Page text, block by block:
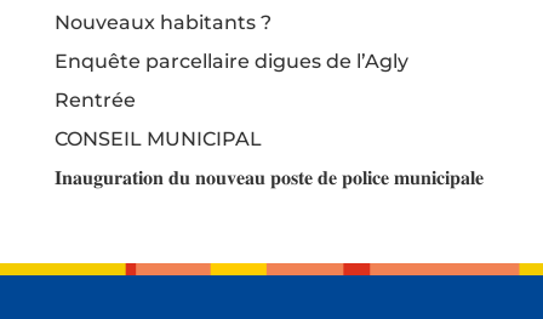
Nouveaux habitants ?
Enquête parcellaire digues de l’Agly
Rentrée
CONSEIL MUNICIPAL
𝐈𝐧𝐚𝐮𝐠𝐮𝐫𝐚𝐭𝐢𝐨𝐧 𝐝𝐮 𝐧𝐨𝐮𝐯𝐞𝐚𝐮 𝐩𝐨𝐬𝐭𝐞 𝐝𝐞 𝐩𝐨𝐥𝐢𝐜𝐞 𝐦𝐮𝐧𝐢𝐜𝐢𝐩𝐚𝐥𝐞